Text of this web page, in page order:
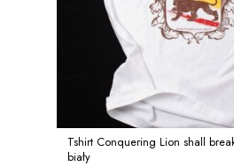
Tshirt Conquering Lion shall
biały